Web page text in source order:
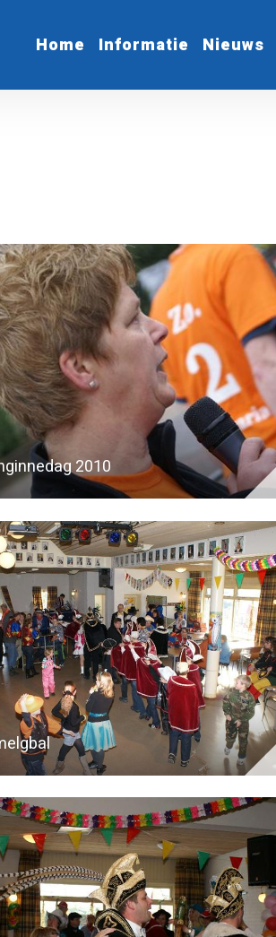
Home Informatie Nieuws
2010